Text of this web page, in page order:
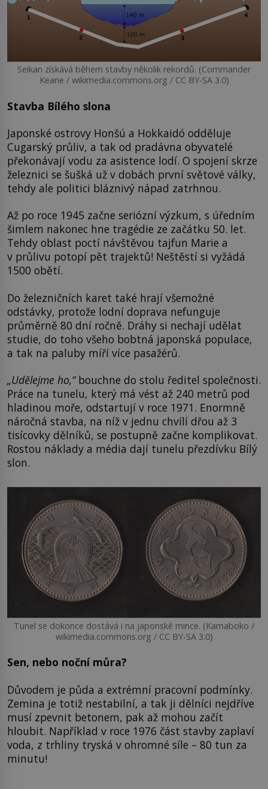
Seikan získává během stavby několik rekordů. (Commander
Keane / wikimedia.commons.org / CC BY-SA 3.0)
Stavba Bílého slona
Japonské ostrovy Honšú a Hokkaidó odděluje
Cugarský průliv, a tak od pradávna obyvatelé
překonávají vodu za asistence lodí. O spojení skrze
železnici se šušká už v dobách první světové války,
tehdy ale politici bláznivý nápad zatrhnou.
Až po roce 1945 začne seriózní výzkum, s úředním
šimlem nakonec hne tragédie ze začátku 50. let.
Tehdy oblast poctí návštěvou tajfun Marie a
v průlivu potopí pět trajektů! Neštěstí si vyžádá
1500 obětí.
Do železničních karet také hrají všemožné
odstávky, protože lodní doprava nefunguje
průměrně 80 dní ročně. Dráhy si nechají udělat
studie, do toho všeho bobtná japonská populace,
a tak na paluby míří více pasažérů.
„Udělejme ho,“bouchne do stolu ředitel společnosti.
Práce na tunelu, který má vést až 240 metrů pod
hladinou moře, odstartují v roce 1971. Enormně
náročná stavba, na níž v jednu chvílí dřou až 3
tisícovky dělníků, se postupně začne komplikovat.
Rostou náklady a média dají tunelu přezdívku Bílý
slon.
Tunel se dokonce dostává i na japonské mince. (Kamaboko /
wikimedia.commons.org / CC BY-SA 3.0)
Sen, nebo noční můra?
Důvodem je půda a extrémní pracovní podmínky.
Zemina je totiž nestabilní, a tak ji dělníci nejdříve
musí zpevnit betonem, pak až mohou začít
hloubit. Například v roce 1976 část stavby zaplaví
voda, z trhliny tryská v ohromné síle – 80 tun za
minutu!